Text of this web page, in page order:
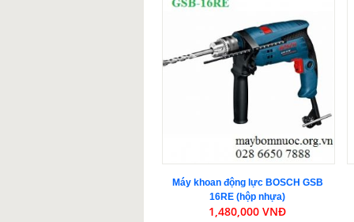
Máy khoan động lực BOSCH GSB
16RE (hộp nhựa)
1,480,000 VNĐ